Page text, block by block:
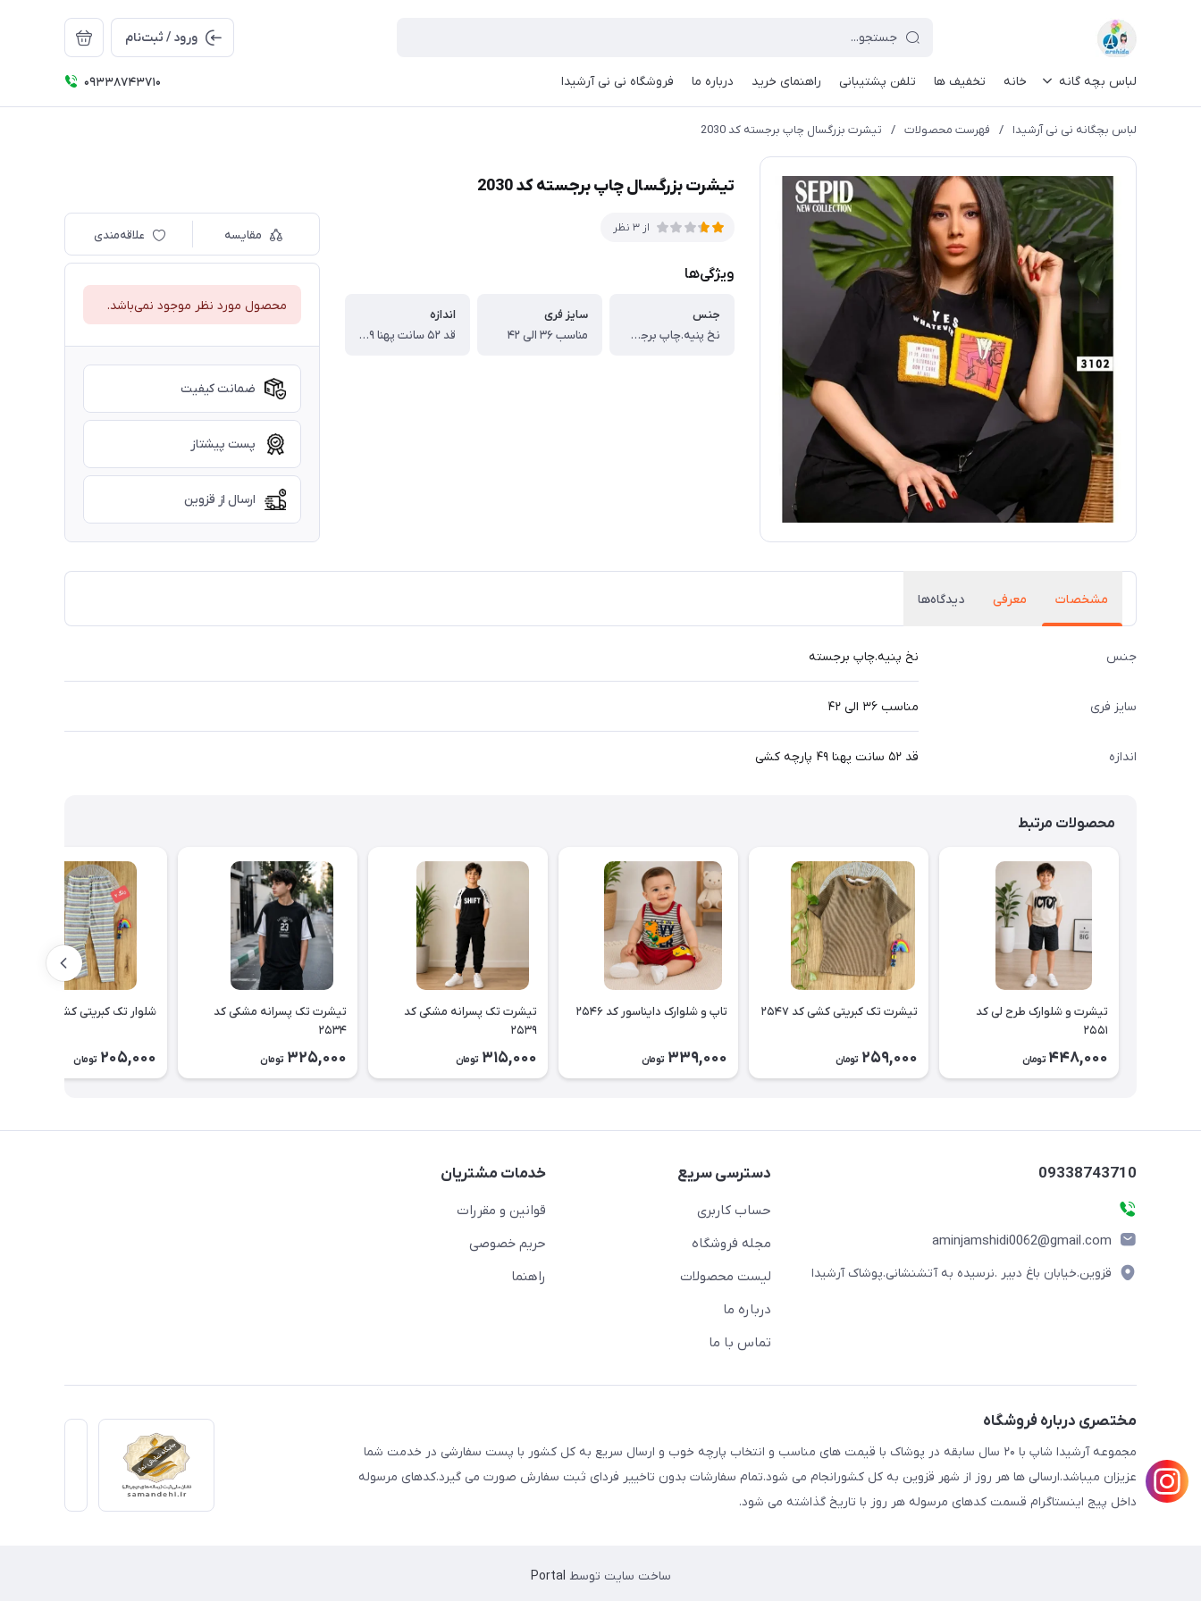
ورود / ثبت‌نام
لباس بچه گانه خانه تخفیف ها تلفن پشتیبانی راهنمای خرید درباره ما فروشگاه نی نی آرشیدا 09338743710
لباس بچگانه نی نی آرشیدا / فهرست محصولات / تیشرت بزرگسال چاپ برجسته کد 2030
تیشرت بزرگسال چاپ برجسته کد 2030
از 3 نظر
ویژگی‌ها
جنس
نخ پنیه.چاپ برجسته
سایز فری
مناسب ۳۶ الی ۴۲
اندازه
قد ۵۲ سانت پهنا ۴۹ پارچه کشی
مقایسه علاقه‌مندی
محصول مورد نظر موجود نمی‌باشد.
ضمانت کیفیت
پست پیشتاز
ارسال از قزوین
مشخصات معرفی دیدگاه‌ها
جنس نخ پنیه.چاپ برجسته
سایز فری مناسب ۳۶ الی ۴۲
اندازه قد ۵۲ سانت پهنا ۴۹ پارچه کشی
محصولات مرتبط
تیشرت و شلوارک طرح لی کد
۲۵۵۱
448,000 تومان
تیشرت تک کبریتی کشی کد ۲۵۴۷
259,000 تومان
تاپ و شلوارک دایناسور کد ۲۵۴۶
339,000 تومان
تیشرت تک پسرانه مشکی کد
۲۵۳۹
315,000 تومان
تیشرت تک پسرانه مشکی کد
۲۵۳۴
325,000 تومان
شلوار تک کبریتی کشی کد ۲۵۳۳
205,000 تومان
09338743710
aminjamshidi0062@gmail.com
قزوین.خیابان باغ دبیر .نرسیده به آتشنشانی.پوشاک آرشیدا
دسترسی سریع
حساب کاربری
مجله فروشگاه
لیست محصولات
درباره ما
تماس با ما
خدمات مشتریان
قوانین و مقررات
حریم خصوصی
راهنما
مختصری درباره فروشگاه
مجموعه آرشیدا شاپ با ۲۰ سال سابقه در پوشاک با قیمت های مناسب و انتخاب پارچه خوب و ارسال سریع به کل کشور با پست سفارشی در خدمت شما
عزیزان میباشد.ارسالی ها هر روز از شهر قزوین به کل کشورانجام می شود.تمام سفارشات بدون تاخییر فردای ثبت سفارش صورت می گیرد.کدهای مرسوله
داخل پیج اینستاگرام قسمت کدهای مرسوله هر روز با تاریخ گذاشته می شود.
ساخت سایت توسط Portal